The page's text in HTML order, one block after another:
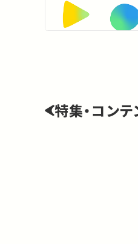
特集・コン